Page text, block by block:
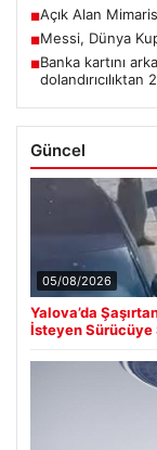
■Açık Alan
■Messi, Dünya
■Banka kartını
dolandırıcılıktan
Güncel
05/08/2026
Yalova’da
İsteyen